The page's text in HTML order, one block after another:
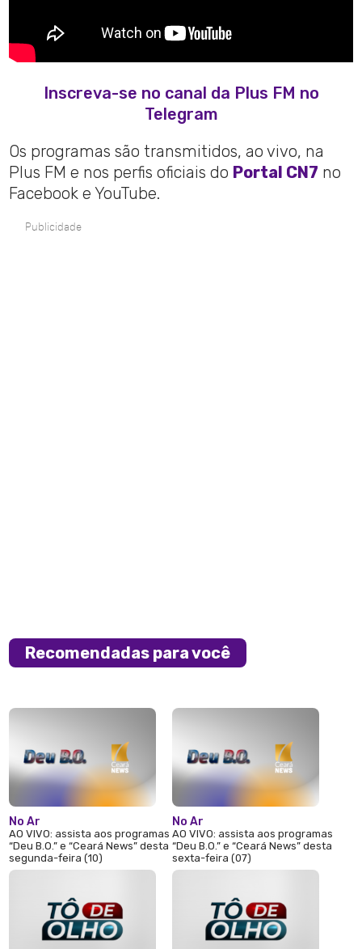
Inscreva-se no canal da Plus FM no
Telegram
Os programas são transmitidos, ao vivo, na
Plus FM e nos perfis oficiais do Portal CN7 no
Facebook e YouTube.
Publicidade
Recomendadas para você
No Ar
AO VIVO: assista aos programas
“Deu B.O.” e “Ceará News” desta
segunda-feira (10)
No Ar
AO VIVO: assista aos programas
“Deu B.O.” e “Ceará News” desta
sexta-feira (07)